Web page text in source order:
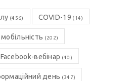
(456) COVID-19 (14)
(202)
Facebook-вебінар (40)
день (347)